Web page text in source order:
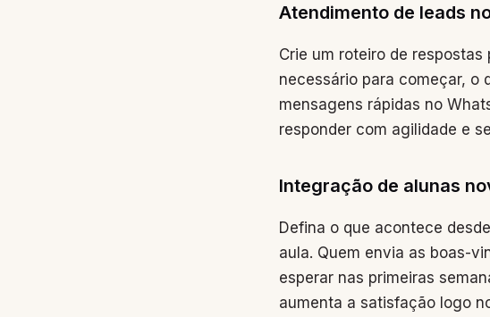
Atendimento de leads
Crie um roteiro de
necessário para começar, o
mensagens rápidas no
responder com agilidade e
Integração de alunas
Defina o que acontece
aula. Quem envia as boas-
esperar nas primeiras
aumenta a satisfação logo